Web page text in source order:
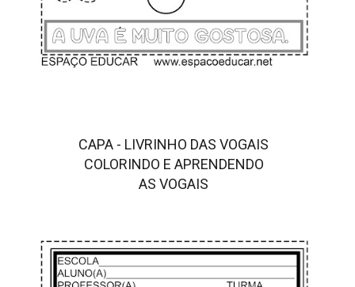
CAPA - LIVRINHO DAS VOGAIS
COLORINDO E APRENDENDO
AS VOGAIS